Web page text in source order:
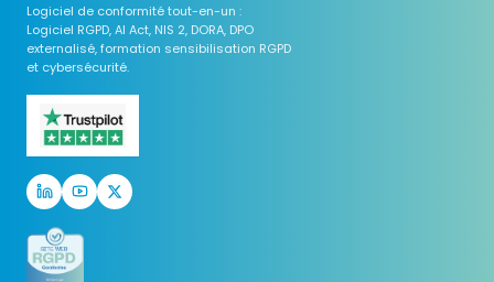
Logiciel de conformité tout-en-un :
Logiciel RGPD, AI Act, NIS 2, DORA, DPO
externalisé, formation sensibilisation RGPD
et cybersécurité.